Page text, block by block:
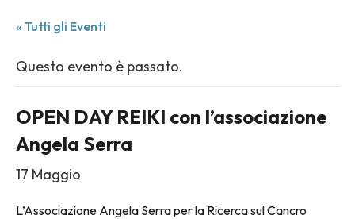
« Tutti gli Eventi
Questo evento è passato.
OPEN DAY REIKI con l’associazione
Angela Serra
17 Maggio
L’Associazione Angela Serra per la Ricerca sul Cancro